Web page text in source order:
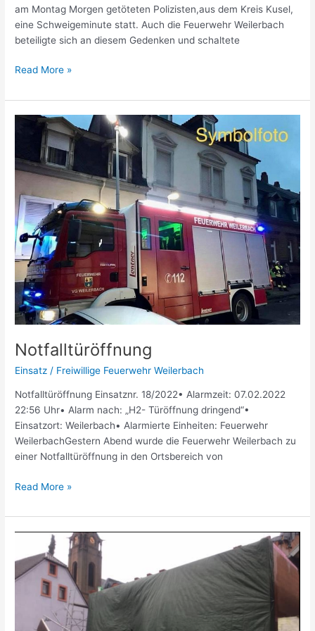
am Montag Morgen getöteten Polizisten,aus dem Kreis Kusel,
eine Schweigeminute statt. Auch die Feuerwehr Weilerbach
beteiligte sich an diesem Gedenken und schaltete
Read More »
Notfalltüröffnung
Einsatz / Freiwillige Feuerwehr Weilerbach
Notfalltüröffnung Einsatznr. 18/2022• Alarmzeit: 07.02.2022
22:56 Uhr• Alarm nach: „H2- Türöffnung dringend“•
Einsatzort: Weilerbach• Alarmierte Einheiten: Feuerwehr
WeilerbachGestern Abend wurde die Feuerwehr Weilerbach zu
einer Notfalltüröffnung in den Ortsbereich von
Notfalltüröffnung
Read More »
Umgestürztes
Baugerüst